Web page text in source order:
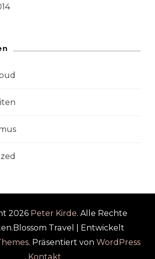
2026 Peter Kirde. Alle Rechte
Blossom Travel | Entwickelt
. Präsentiert von WordPress
. Kontakt